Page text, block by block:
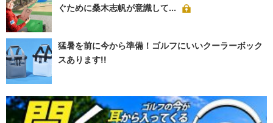
ぐために桑木志帆が意識して...
猛暑を前に今から準備！ゴルフにいいクーラーボック
スあります!!